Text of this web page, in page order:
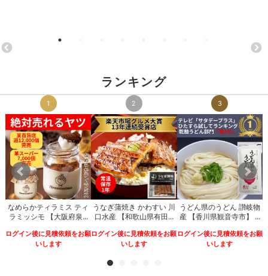
ランキング
1
なめらかティラミス ティ
ラミッシモ 【大阪府泉...
ログイン後に見積依頼をお願
いします
2
うなぎ蒲焼き かわすい 川
口水産 【和歌山県有田...
ログイン後に見積依頼をお願
いします
3
うどん県のうどん 讃岐物
産 【香川県観音寺市】 ...
ログイン後に見積依頼をお願
いします